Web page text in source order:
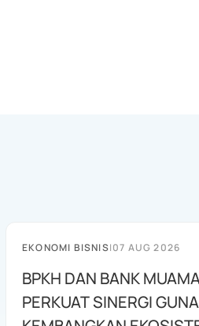
EKONOMI BISNIS|07 AUG 2026
BPKH DAN BANK
PERKUAT SINERGI GUNA